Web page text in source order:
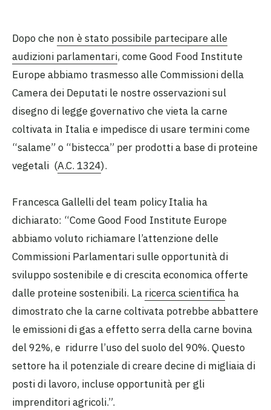
Dopo che non è stato possibile partecipare alle
audizioni parlamentari, come Good Food Institute
Europe abbiamo trasmesso alle Commissioni della
Camera dei Deputati le nostre osservazioni sul
disegno di legge governativo che vieta la carne
coltivata in Italia e impedisce di usare termini come
“salame” o “bistecca” per prodotti a base di proteine
vegetali (A.C. 1324).
Francesca Gallelli del team policy Italia ha
dichiarato: “Come Good Food Institute Europe
abbiamo voluto richiamare l’attenzione delle
Commissioni Parlamentari sulle opportunità di
sviluppo sostenibile e di crescita economica offerte
dalle proteine sostenibili. La ricerca scientifica ha
dimostrato che la carne coltivata potrebbe abbattere
le emissioni di gas a effetto serra della carne bovina
del 92%, e ridurre l’uso del suolo del 90%. Questo
settore ha il potenziale di creare decine di migliaia di
posti di lavoro, incluse opportunità per gli
imprenditori agricoli.”.